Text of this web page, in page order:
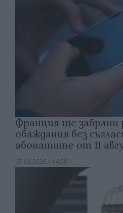
Франция ще забрани
обаждания без
абонатите от 11
07.08.2026 / 14:30